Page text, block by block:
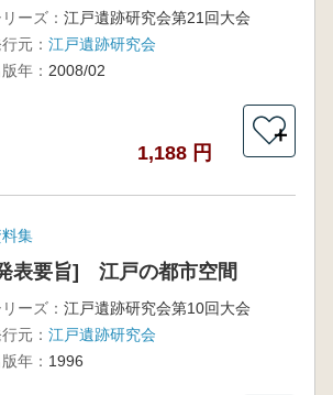
ーズ： 江戸遺跡研究会第21回大会
元： 江戸遺跡研究会
年： 2008/02
1,188 円
＋
料集
表要旨] 江戸の都市空間
ーズ： 江戸遺跡研究会第10回大会
元： 江戸遺跡研究会
年： 1996